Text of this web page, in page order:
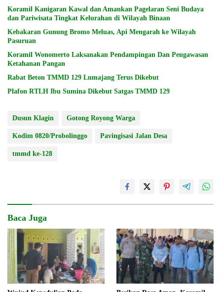
Koramil Kanigaran Kawal dan Amankan Pagelaran Seni Budaya
dan Pariwisata Tingkat Kelurahan di Wilayah Binaan
Kebakaran Gunung Bromo Meluas, Api Mengarah ke Wilayah
Pasuruan
Koramil Wonomerto Laksanakan Pendampingan Dan Pengawasan
Ketahanan Pangan
Rabat Beton TMMD 129 Lumajang Terus Dikebut
Plafon RTLH Ibu Sumina Dikebut Satgas TMMD 129
Dusun Klagin Gotong Royong Warga
Kodim 0820/Probolinggo Pavingisasi Jalan Desa
tmmd ke-128
Baca Juga